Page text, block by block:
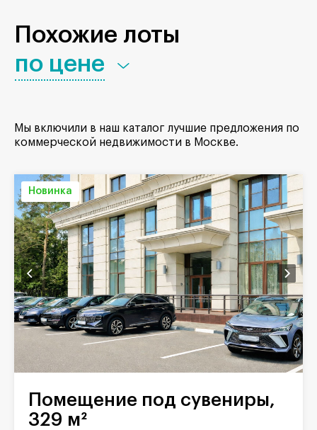
Похожие лоты
по цене
Мы включили в наш каталог лучшие предложения по
коммерческой недвижимости в Москве.
Новинка
Помещение под сувениры,
329 м²